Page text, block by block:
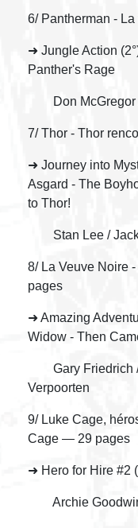
6/ Pantherman -
➜ Jungle Action
Panther's Rage
Don McGregor /
7/ Thor - Thor
➜ Journey into
Asgard - The
to Thor!
Stan Lee / Jack
8/ La Veuve Noire
pages
➜ Amazing
Widow - Then
Gary Friedrich /
Verpoorten
9/ Luke Cage,
Cage — 29 pages
➜ Hero for Hire #2
Archie Goodwin